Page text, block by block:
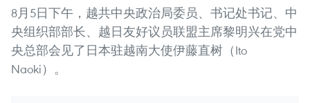
8月5日下午，越共中央政治局委员、书记处书记、中
央组织部部长、越日友好议员联盟主席黎明兴在党中
央总部会见了日本驻越南大使伊藤直树（Ito
Naoki）。